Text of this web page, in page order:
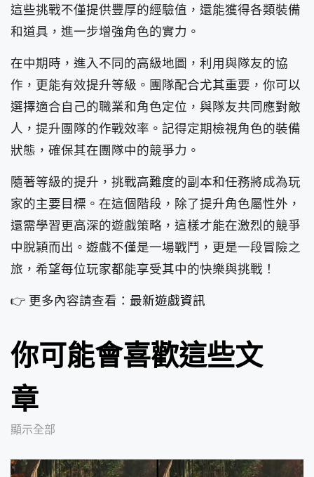
這些挑戰不僅提供豐厚的經驗值，還能獲得各類裝備
和道具，進一步增強角色的實力。
在中期時，進入不同的高級地圖，利用與隊友的協
作，更能有效提升等級。團隊配合尤其重要，你可以
選擇適合自己的職業和角色定位，與隊友共同應對敵
人，提升團隊的作戰效率。記得定期檢視角色的裝備
狀態，確保其在團隊中的競爭力。
隨著等級的提升，挑戰高難度的副本和任務將成為玩
家的主要目標。在這個階段，除了提升角色屬性外，
還需學習更高深的遊戲策略，這樣才能在激烈的競爭
中脫穎而出。遊戲不僅是一場戰鬥，更是一段冒險之
旅，希望每位玩家都能享受其中的快樂與挑戰！
👉 更多內容請查看： 最新遊戲資訊
你可能會喜歡這些文
章
顯示全部